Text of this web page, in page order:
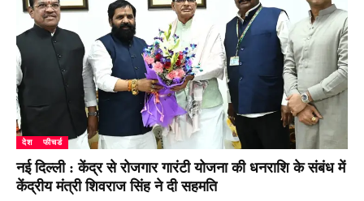
देश फीचर्ड
नई दिल्ली : केंद्र से रोजगार गारंटी योजना की धनराशि के संबंध में
केंद्रीय मंत्री शिवराज सिंह ने दी सहमति